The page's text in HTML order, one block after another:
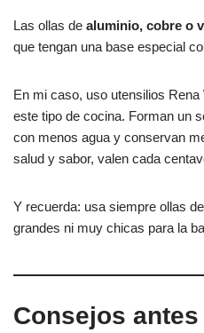
Las ollas de aluminio, cobre o
que tengan una base especial
En mi caso, uso utensilios
este tipo de cocina. Forman un
con menos agua y conservan
salud y sabor, valen cada
Y recuerda: usa siempre ollas
grandes ni muy chicas para la
Consejos